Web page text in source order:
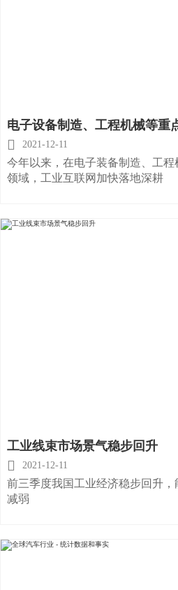
电子设备制造、工程机械等重
 2021-12-11
今年以来，在电子装备制造、工
领域，工业互联网加快落地深耕
工业线束市场景气稳步回升
 2021-12-11
前三季度我国工业经济稳步回升
减弱